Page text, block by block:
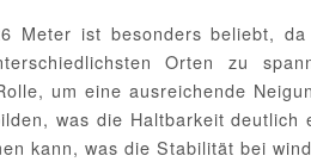
Meter ist besonders beliebt,
Orten zu
um eine ausreichende
was die Haltbarkeit
kann, was die Stabilität bei